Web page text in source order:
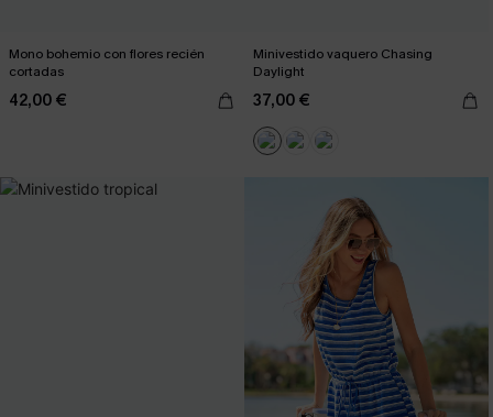
Mono bohemio con flores recién
cortadas
42,00 €
Minivestido vaquero Chasing
Daylight
37,00 €